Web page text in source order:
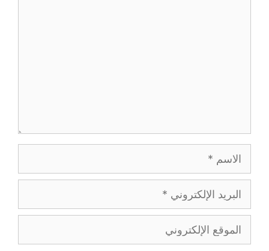
الاسم
البريد
الإلكتروني
الموقع
الإلكتروني